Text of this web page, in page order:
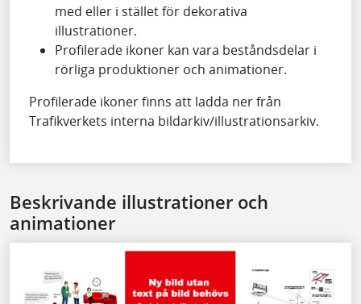
med eller i stället för dekorativa
illustrationer.
Profilerade ikoner kan vara beståndsdelar i
rörliga produktioner och animationer.
Profilerade ikoner finns att ladda ner från
Trafikverkets interna bildarkiv/illustrationsarkiv.
Beskrivande illustrationer och
animationer